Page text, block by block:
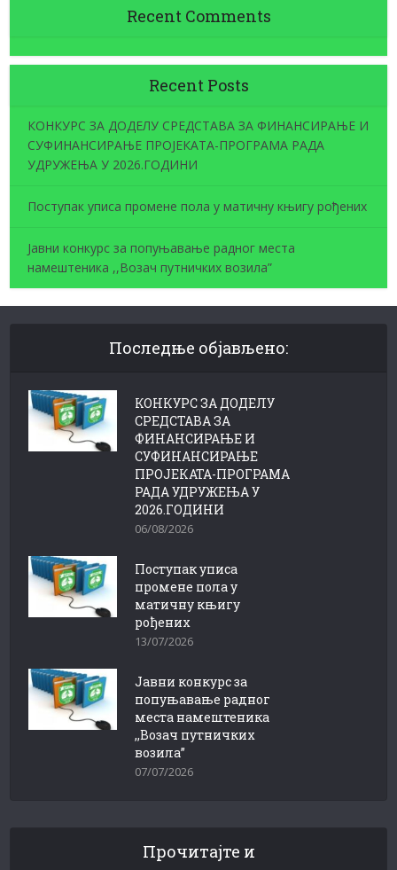
Recent Comments
Recent Posts
КОНКУРС ЗА ДОДЕЛУ СРЕДСТАВА ЗА ФИНАНСИРАЊЕ И
СУФИНАНСИРАЊЕ ПРОЈЕКАТА-ПРОГРАМА РАДА
УДРУЖЕЊА У 2026.ГОДИНИ
Поступак уписа промене пола у матичну књигу рођених
Јавни конкурс за попуњавање радног места
намештеника ,,Возач путничких возила”
Последње објављено:
КОНКУРС ЗА ДОДЕЛУ
СРЕДСТАВА ЗА
ФИНАНСИРАЊЕ И
СУФИНАНСИРАЊЕ
ПРОЈЕКАТА-ПРОГРАМА
РАДА УДРУЖЕЊА У
2026.ГОДИНИ
06/08/2026
Поступак уписа
промене пола у
матичну књигу
рођених
13/07/2026
Јавни конкурс за
попуњавање радног
места намештеника
,,Возач путничких
возила”
07/07/2026
Прочитајте и